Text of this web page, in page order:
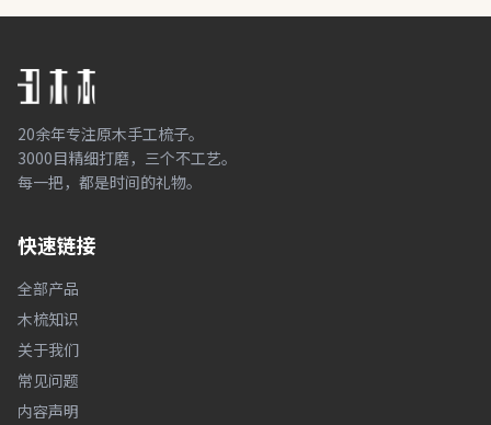
20余年专注原木手工梳子。
3000目精细打磨，三个不工艺。
每一把，都是时间的礼物。
快速链接
全部产品
木梳知识
关于我们
常见问题
内容声明